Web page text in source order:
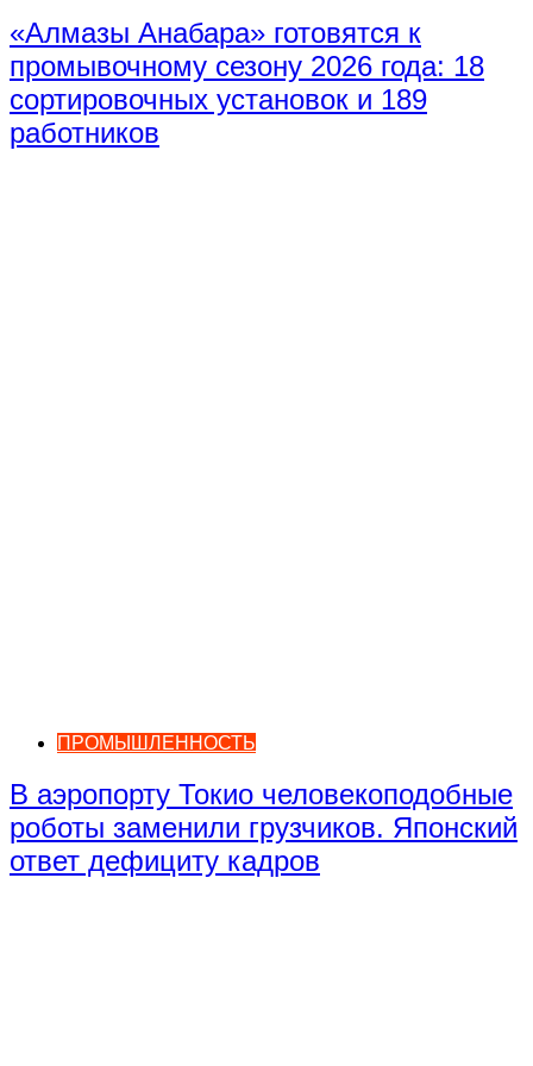
«Алмазы Анабара» готовятся к
промывочному сезону 2026 года: 18
сортировочных установок и 189
работников
ПРОМЫШЛЕННОСТЬ
В аэропорту Токио человекоподобные
роботы заменили грузчиков. Японский
ответ дефициту кадров